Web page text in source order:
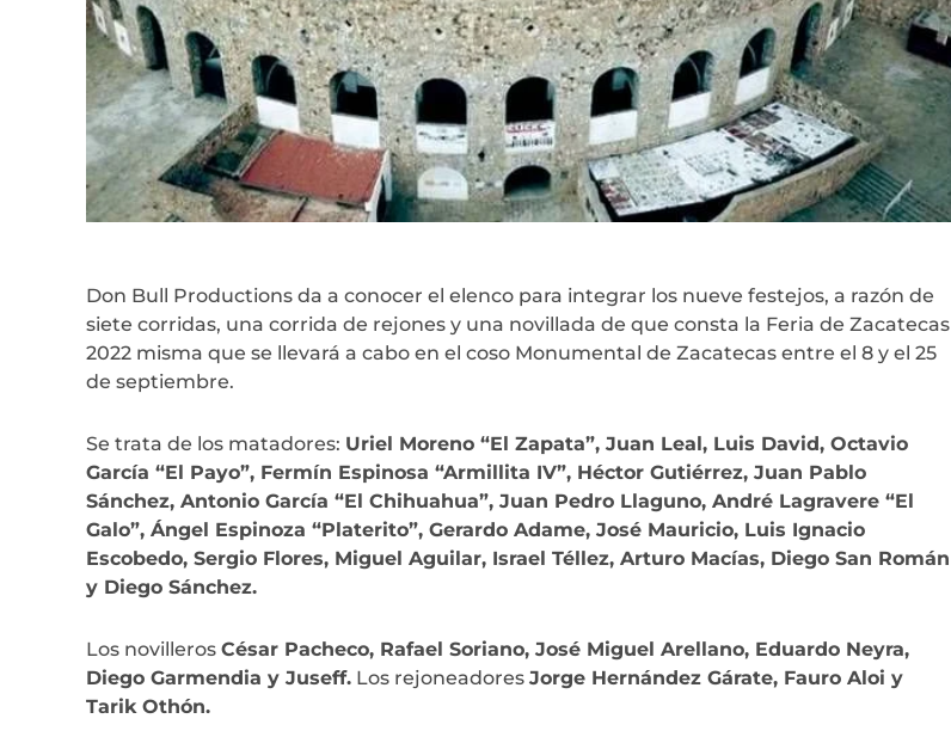
Don Bull Productions da a conocer el elenco para integrar los nueve festejos, a razón de
siete corridas, una corrida de rejones y una novillada de que consta la Feria de Zacatecas
2022 misma que se llevará a cabo en el coso Monumental de Zacatecas entre el 8 y el 25
de septiembre.
Se trata de los matadores: Uriel Moreno “El Zapata”, Juan Leal, Luis David, Octavio
García “El Payo”, Fermín Espinosa “Armillita IV”, Héctor Gutiérrez, Juan Pablo
Sánchez, Antonio García “El Chihuahua”, Juan Pedro Llaguno, André Lagravere “El
Galo”, Ángel Espinoza “Platerito”, Gerardo Adame, José Mauricio, Luis Ignacio
Escobedo, Sergio Flores, Miguel Aguilar, Israel Téllez, Arturo Macías, Diego San Román
y Diego Sánchez.
Los novilleros César Pacheco, Rafael Soriano, José Miguel Arellano, Eduardo Neyra,
Diego Garmendia y Juseff. Los rejoneadores Jorge Hernández Gárate, Fauro Aloi y
Tarik Othón.